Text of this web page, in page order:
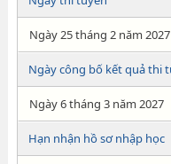
Ngày 25 tháng 2 năm 2027
Ngày công bố kết quả thi
Ngày 6 tháng 3 năm 2027
Hạn nhận hồ sơ nhập học